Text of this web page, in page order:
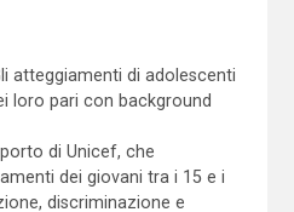
atteggiamenti di adolescenti
loro pari con background
di Unicef, che
dei giovani tra i 15 e i
discriminazione e